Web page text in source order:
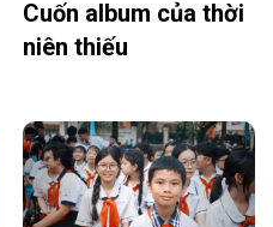
Cuốn album của thời
niên thiếu